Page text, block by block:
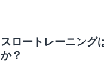
スロートレーニング
か？